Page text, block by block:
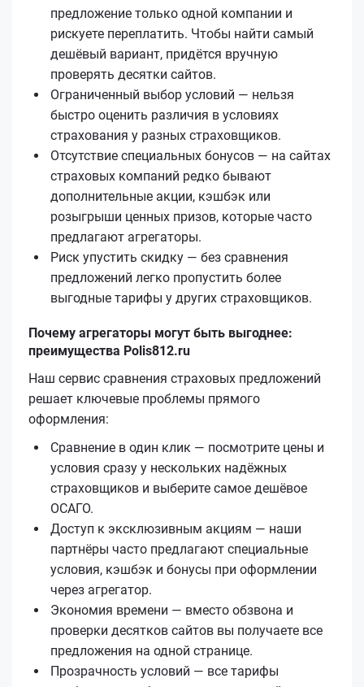
предложение только одной компании и
рискуете переплатить. Чтобы найти самый
дешёвый вариант, придётся вручную
проверять десятки сайтов.
Ограниченный выбор условий — нельзя
быстро оценить различия в условиях
страхования у разных страховщиков.
Отсутствие специальных бонусов — на сайтах
страховых компаний редко бывают
дополнительные акции, кэшбэк или
розыгрыши ценных призов, которые часто
предлагают агрегаторы.
Риск упустить скидку — без сравнения
предложений легко пропустить более
выгодные тарифы у других страховщиков.
Почему агрегаторы могут быть выгоднее:
преимущества Polis812.ru
Наш сервис сравнения страховых предложений
решает ключевые проблемы прямого
оформления:
Сравнение в один клик — посмотрите цены и
условия сразу у нескольких надёжных
страховщиков и выберите самое дешёвое
ОСАГО.
Доступ к эксклюзивным акциям — наши
партнёры часто предлагают специальные
условия, кэшбэк и бонусы при оформлении
через агрегатор.
Экономия времени — вместо обзвона и
проверки десятков сайтов вы получаете все
предложения на одной странице.
Прозрачность условий — все тарифы